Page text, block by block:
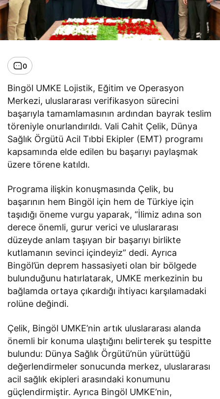
0
Bingöl UMKE Lojistik, Eğitim ve Operasyon
Merkezi, uluslararası verifikasyon sürecini
başarıyla tamamlamasının ardından bayrak teslim
töreniyle onurlandırıldı. Vali Cahit Çelik, Dünya
Sağlık Örgütü Acil Tıbbi Ekipler (EMT) programı
kapsamında elde edilen bu başarıyı paylaşmak
üzere törene katıldı.
Programa ilişkin konuşmasında Çelik, bu
başarının hem Bingöl için hem de Türkiye için
taşıdığı öneme vurgu yaparak, “İlimiz adına son
derece önemli, gurur verici ve uluslararası
düzeyde anlam taşıyan bir başarıyı birlikte
kutlamanın sevinci içindeyiz” dedi. Ayrıca
Bingöl’ün deprem hassasiyeti olan bir bölgede
bulunduğunu hatırlatarak, UMKE merkezinin bu
bağlamda ortaya çıkardığı ihtiyacı karşılamadaki
rolüne değindi.
Çelik, Bingöl UMKE’nin artık uluslararası alanda
önemli bir konuma ulaştığını belirterek şu tespitte
bulundu: Dünya Sağlık Örgütü’nün yürüttüğü
değerlendirmeler sonucunda merkez, uluslararası
acil sağlık ekipleri arasındaki konumunu
güçlendirmiştir. Ayrıca Bingöl UMKE’nin,